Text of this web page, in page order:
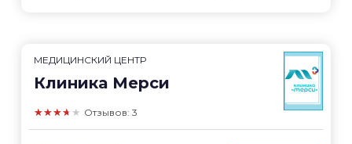
МЕДИЦИНСКИЙ ЦЕНТР
Клиника Мерси
★★★★★ Отзывов: 3